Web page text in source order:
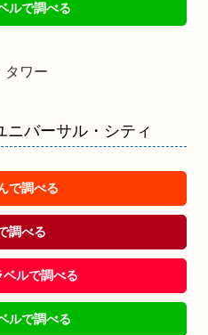
ルで調べる
タワー
ニバーサル・シティ
で調べる
調べる
ルで調べる
ルで調べる